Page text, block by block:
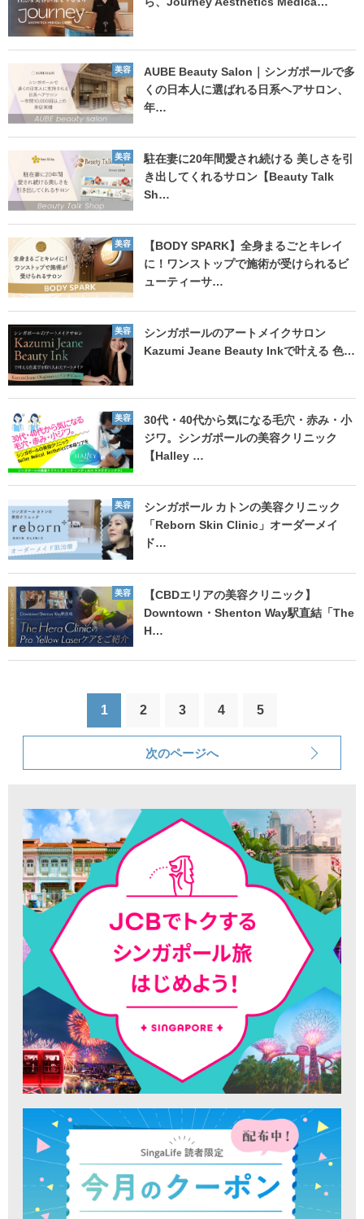
美容
AUBE Beauty Salon｜シンガポールで多
くの日本人に選ばれる日系ヘアサロン、
年…
美容
駐在妻に20年間愛され続ける 美しさを引
き出してくれるサロン【Beauty Talk
Sh…
美容
【BODY SPARK】全身まるごとキレイ
に！ワンストップで施術が受けられるビ
ューティーサ…
美容
シンガポールのアートメイクサロン
Kazumi Jeane Beauty Inkで叶える 色…
美容
30代・40代から気になる毛穴・赤み・小
ジワ。シンガポールの美容クリニック
【Halley …
美容
シンガポール カトンの美容クリニック
「Reborn Skin Clinic」オーダーメイ
ド…
美容
【CBDエリアの美容クリニック】
Downtown・Shenton Way駅直結「The
H…
1 2 3 4 5
次のページへ